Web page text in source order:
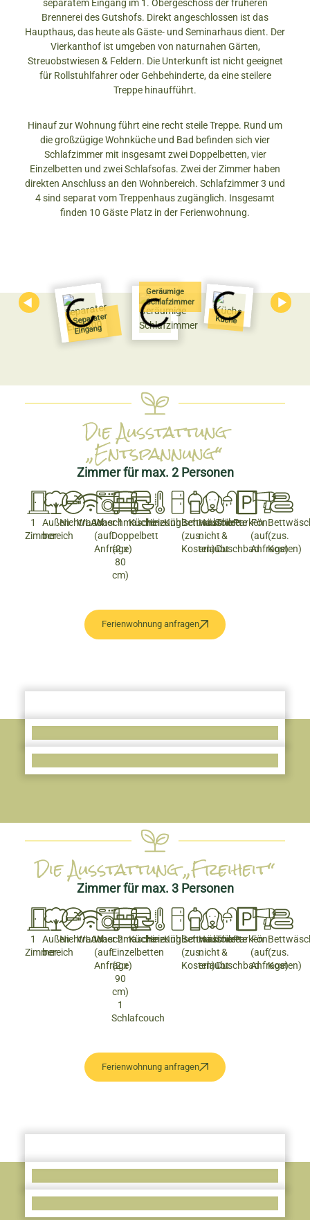
separatem Eingang im 1. Obergeschoss der früheren
Brennerei des Gutshofs. Direkt angeschlossen ist das
Haupthaus, das heute als Gäste- und Seminarhaus dient. Der
Vierkanthof ist umgeben von naturnahen Gärten,
Streuobstwiesen & Feldern. Die Unterkunft ist nicht geeignet
für Rollstuhlfahrer oder Gehbehinderte, da eine steilere
Treppe hinaufführt.
Hinauf zur Wohnung führt eine recht steile Treppe. Rund um
die großzügige Wohnküche und Bad befinden sich vier
Schlafzimmer mit insgesamt zwei Doppelbetten, vier
Einzelbetten und zwei Schlafsofas. Zwei der Zimmer haben
direkten Anschluss an den Wohnbereich. Schlafzimmer 3 und
4 sind separat vom Treppenhaus zugänglich. Insgesamt
finden 10 Gäste Platz in der Ferienwohnung.
Separater
Eingang
Geräumige
Schlafzimmer
Küche
Die Ausstattung
„Entspannung“
Zimmer für max. 2 Personen
1
Zimmer
Außen­
bereich
Nichtraucher
WLANWaschmaschine
(auf
Anfrage)
1
Doppelbett
(2 x
80
cm)
KücheHeizungKühlschrank
Bettwäsche
(zus.
Kosten)
Haustiere
nicht
erlaubt
Toilette
&
Duschbad
Parken
Fön
(auf
Anfrage)
(zus.
Kosten)
Ferienwohnung anfragen
Die Ausstattung „Freiheit“
Zimmer für max. 3 Personen
1
Zimmer
Außen­
bereich
Nichtraucher
WLANWaschmaschine
(auf
Anfrage)
2
Einzelbetten
(2 x
90
cm)
1
Schlafcouch
KücheHeizungKühlschrank
Bettwäsche
(zus.
Kosten)
Haustiere
nicht
erlaubt
Toilette
&
Duschbad
Parken
Fön
(auf
Anfrage)
(zus.
Kosten)
Ferienwohnung anfragen